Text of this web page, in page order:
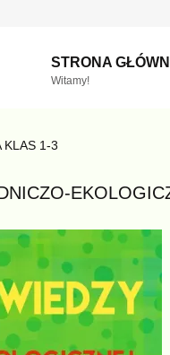
STRONA
Witamy!
KLAS 1-3